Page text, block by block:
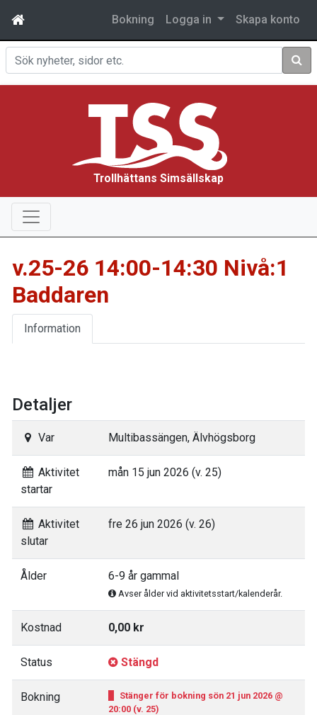
Bokning Logga in Skapa konto
Sök
Trollhättans Simsällskap
v.25-26 14:00-14:30 Nivå:1
Baddaren
Information
Detaljer
Var Multibassängen, Älvhögsborg
Aktivitet
startar
mån 15 jun 2026 (v. 25)
Aktivitet
slutar
fre 26 jun 2026 (v. 26)
Ålder 6-9 år gammal
Avser ålder vid aktivitetsstart/kalenderår.
Kostnad 0,00 kr
Status Stängd
Bokning
Stänger för bokning sön 21 jun 2026 @
20:00 (v. 25)